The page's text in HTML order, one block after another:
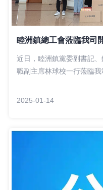
睦洲鎮總工會蒞臨我司
近日，睦洲鎮黨委副書記
職副主席林球校一行蒞臨我
2025-01-14